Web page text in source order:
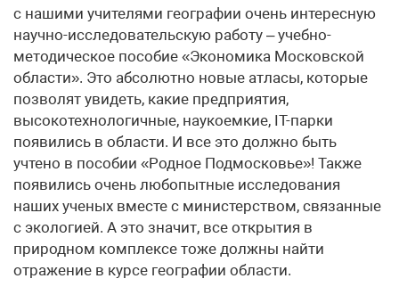
с нашими учителями географии очень интересную
научно-исследовательскую работу – учебно-
методическое пособие «Экономика Московской
области». Это абсолютно новые атласы, которые
позволят увидеть, какие предприятия,
высокотехнологичные, наукоемкие, IT-парки
появились в области. И все это должно быть
учтено в пособии «Родное Подмосковье»! Также
появились очень любопытные исследования
наших ученых вместе с министерством, связанные
с экологией. А это значит, все открытия в
природном комплексе тоже должны найти
отражение в курсе географии области.